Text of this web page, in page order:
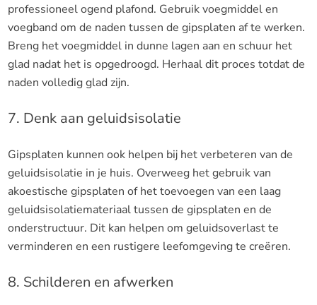
professioneel ogend plafond. Gebruik voegmiddel en
voegband om de naden tussen de gipsplaten af te werken.
Breng het voegmiddel in dunne lagen aan en schuur het
glad nadat het is opgedroogd. Herhaal dit proces totdat de
naden volledig glad zijn.
7. Denk aan geluidsisolatie
Gipsplaten kunnen ook helpen bij het verbeteren van de
geluidsisolatie in je huis. Overweeg het gebruik van
akoestische gipsplaten of het toevoegen van een laag
geluidsisolatiemateriaal tussen de gipsplaten en de
onderstructuur. Dit kan helpen om geluidsoverlast te
verminderen en een rustigere leefomgeving te creëren.
8. Schilderen en afwerken